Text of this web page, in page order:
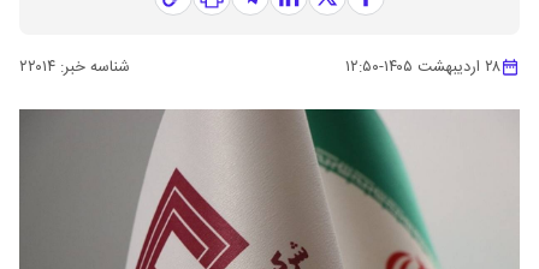
۲۸ اردیبهشت ۱۴۰۵ -۱۲:۵۰ شناسه خبر: ۲۲۰۱۴